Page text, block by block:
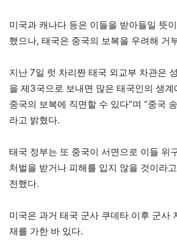
미국과 캐나다 등은 이들을 받아들일 뜻
했으나, 태국은 중국의 보복을 우려해 거
지난 7일 럿 차리짠 태국 외교부 차관은
을 제3국으로 보내면 많은 태국인의 생
중국의 보복에 직면할 수 있다”며 “중국
라고 밝혔다.
태국 정부는 또 중국이 서면으로 이들 위
처벌을 받거나 피해를 입지 않을 것이라
전했다.
미국은 과거 태국 군사 쿠데타 이후 군사
재를 가한 바 있다.